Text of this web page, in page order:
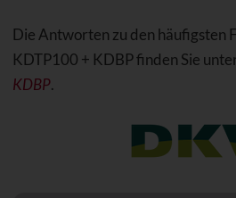
Die Antworten zu den häufigsten
KDTP100 + KDBP finden Sie
KDBP.